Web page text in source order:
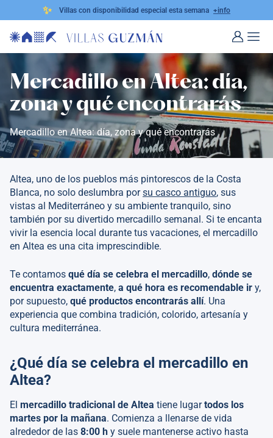
✨ Villas con disponibilidad especial esta semana +info
Mercadillo en Altea: día,
zona y qué encontrarás
Mercadillo en Altea: día, zona y qué encontrarás
Altea, uno de los pueblos más pintorescos de la Costa
Blanca, no solo deslumbra porsu casco antiguo, sus
vistas al Mediterráneo y su ambiente tranquilo, sino
también por su divertido mercadillo semanal. Si te encanta
vivir la esencia local durante tus vacaciones, el mercadillo
en Altea es una cita imprescindible.
Te contamos qué día se celebra el mercadillo, dónde se
encuentra exactamente, a qué hora es recomendable ir y,
por supuesto, qué productos encontrarás allí. Una
experiencia que combina tradición, colorido, artesanía y
cultura mediterránea.
¿Qué día se celebra el mercadillo en
Altea?
El mercadillo tradicional de Altea tiene lugartodos los
martes por la mañana. Comienza a llenarse de vida
alrededor de las 8:00 h y suele mantenerse activo hasta